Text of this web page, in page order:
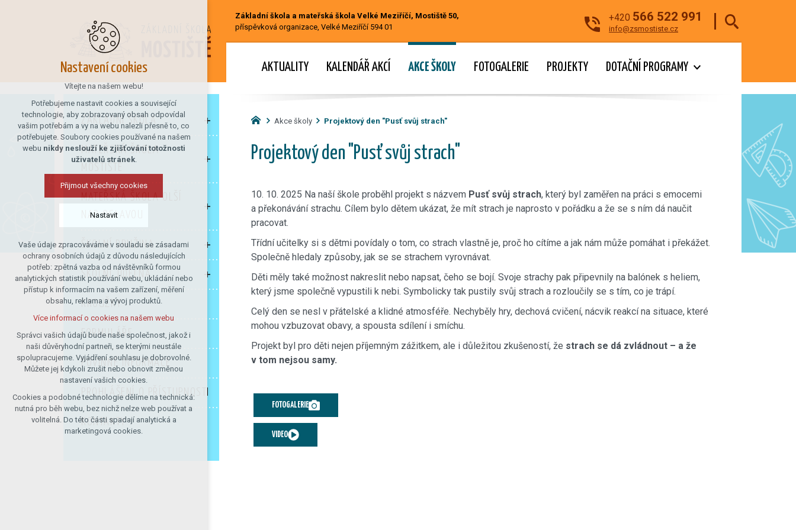
+420 566 522 991
info@zsmostiste.cz
Základní škola a mateřská škola Velké Meziříčí, Mostiště 50,
příspěvková organizace, Velké Meziříčí 594 01
AKTUALITY KALENDÁŘ AKCÍ AKCE ŠKOLY FOTOGALERIE PROJEKTY DOTAČNÍ PROGRAMY
ZÁKLADNÍ ŠKOLA
MATEŘSKÁ ŠKOLA
MATEŘSKÁ ŠKOLA OLŠÍ
NAD OSLAVOU
ŠKOLNÍ DRUŽINA
ŠKOLNÍ JÍDELNA
KROUŽKY
FORMULÁŘE
POVINNÉ INFORMACE
PROHLÁŠENÍ O PŘÍSTUPNOSTI
KONTAKTY
Akce školy Projektový den "Pusť svůj strach"
Projektový den "Pusť svůj strach"
10. 10. 2025 Na naší škole proběhl projekt s názvem Pusť svůj strach, který byl zaměřen na práci s emocemi
a překonávání strachu. Cílem bylo dětem ukázat, že mít strach je naprosto v pořádku a že se s ním dá naučit
pracovat.
Třídní učitelky si s dětmi povídaly o tom, co strach vlastně je, proč ho cítíme a jak nám může pomáhat i překážet.
Společně hledaly způsoby, jak se se strachem vyrovnávat.
Děti měly také možnost nakreslit nebo napsat, čeho se bojí. Svoje strachy pak připevnily na balónek s heliem,
který jsme společně vypustili k nebi. Symbolicky tak pustily svůj strach a rozloučily se s tím, co je trápí.
Celý den se nesl v přátelské a klidné atmosféře. Nechyběly hry, dechová cvičení, nácvik reakcí na situace, které
mohou vzbuzovat obavy, a spousta sdílení i smíchu.
Projekt byl pro děti nejen příjemným zážitkem, ale i důležitou zkušeností, že strach se dá zvládnout – a že
v tom nejsou samy.
FOTOGALERIE
VIDEO
Nastavení cookies
Vítejte na našem webu!
Potřebujeme nastavit cookies a související
technologie, aby zobrazovaný obsah odpovídal
vašim potřebám a vy na webu nalezli přesně to, co
potřebujete. Soubory cookies používané na našem
webu nikdy neslouží ke zjišťování totožnosti
uživatelů stránek.
Přijmout všechny cookies
Nastavit
Technická cookies
nutná pro provozování webu
udržení kontextu stránek (session):
případná přihlášení, volby jazyka, apod.
Volitelná cookies
analytická pro anonymizované
vyhodnocení návštěvnosti
marketingová cookies (Google)
Více informací o cookies na našem webu
Přijmout všechny cookies
Odmítnout vše
Vaše údaje zpracováváme v souladu se zásadami
ochrany osobních údajů z důvodu následujících
potřeb: zpětná vazba od návštěvníků formou
analytických statistik používání webu, ukládání nebo
přístup k informacím na vašem zařízení, měření
obsahu, reklama a vývoj produktů.
Více informací o cookies na našem webu
Správci vašich údajů bude naše společnost, jakož i
naši důvěryhodní partneři, se kterými neustále
spolupracujeme. Vyjádření souhlasu je dobrovolné.
Můžete jej kdykoli zrušit nebo obnovit změnou
nastavení vašich cookies.
Cookies a podobné technologie dělíme na technická:
nutná pro běh webu, bez nichž nelze web používat a
volitelná. Do této části spadají analytická a
marketingová cookies.